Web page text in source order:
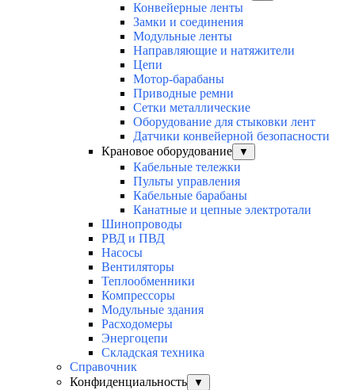
Конвейерные ленты
Замки и соединения
Модульные ленты
Направляющие и натяжители
Цепи
Мотор-барабаны
Приводные ремни
Сетки металлические
Оборудование для стыковки лент
Датчики конвейерной безопасности
Крановое оборудование
▼
Кабельные тележки
Пульты управления
Кабельные барабаны
Канатные и цепные электротали
Шинопроводы
РВД и ПВД
Насосы
Вентиляторы
Теплообменники
Компрессоры
Модульные здания
Расходомеры
Энергоцепи
Складская техника
Справочник
Конфиденциальность
▼